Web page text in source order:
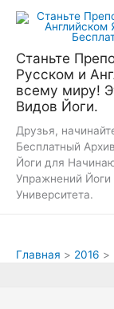
Перейти
Станьте
Русском и
всему миру!
Видов Йоги.
Друзья,
Бесплатный
Йоги для
Упражнений
Университета.
Главная 2016